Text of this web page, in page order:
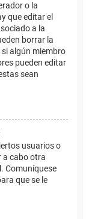
o la
que editar el
a la
borrar la
algún miembro
pueden editar
sean
usuarios o
a cabo otra
Comuníquese
que se le